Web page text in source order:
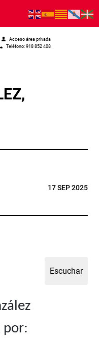
Teléfono: 918 852 408
Acceso área privada
17 SEP 2025
por: